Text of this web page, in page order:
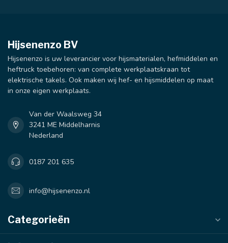
Hijsenenzo BV
Hijsenenzo is uw leverancier voor hijsmaterialen, hefmiddelen en
heftruck toebehoren: van complete werkplaatskraan tot
elektrische takels. Ook maken wij hef- en hijsmiddelen op maat
in onze eigen werkplaats.
Van der Waalsweg 34
3241 ME Middelharnis
Nederland
0187 201 635
info@hijsenenzo.nl
Categorieën